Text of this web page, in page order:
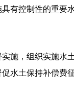
有控制性的重要
施，组织实施水
促水土保持补偿费